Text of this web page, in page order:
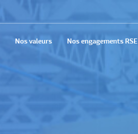
Nos valeurs Nos engagements RSE